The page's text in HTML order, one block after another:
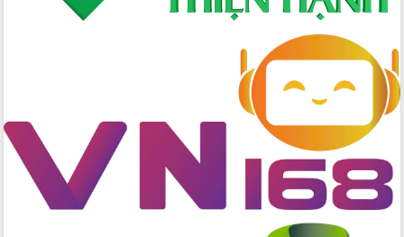
Tập huấn nâng cao năng lực triển khai
Đẩy mạnh cải cách hành chính, quyết
tâm đạt được mục tiêu tăng trưởng
hai con số trong năm 2026
Tổ chức trang trọng Lễ hội Đền thờ
Lương Văn Chánh năm 2026